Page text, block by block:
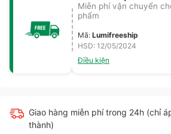
Miễn phí vận chuyển
phẩm
Mã: Lumifreeship
HSD: 12/05/2024
Điều kiện
Giao hàng miễn phí trong 24h (chỉ
thành)